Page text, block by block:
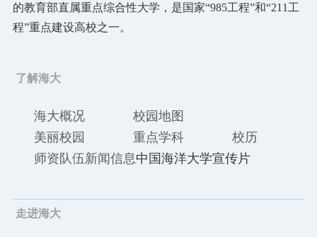
通知公告
信息门户
校园VR
EN
的教育部直属重点综合性大学，是国家“985工程”和“211工
程”重点建设高校之一。
了解海大
海大概况
校园地图
美丽校园
重点学科
校历
师资队伍新闻信息中国海洋大学宣传片
走进海大